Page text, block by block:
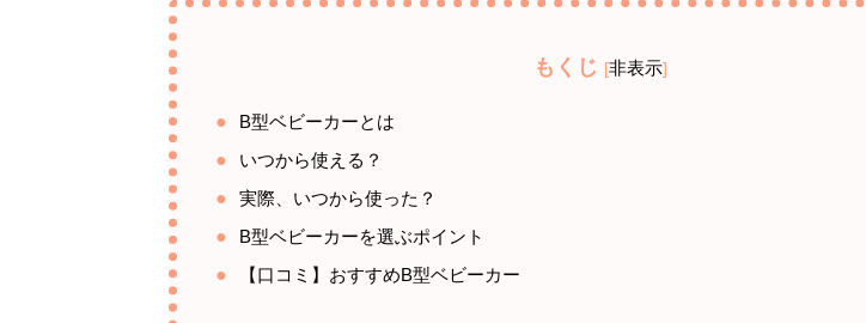
もくじ [非表示]
B型ベビーカーとは
いつから使える？
実際、いつから使った？
B型ベビーカーを選ぶポイント
【口コミ】おすすめB型ベビーカー